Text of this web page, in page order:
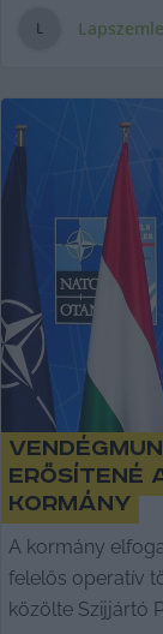
L Lapszemle
erősítené
kormány
A kormány
felelős operatív
közölte Szijjártó